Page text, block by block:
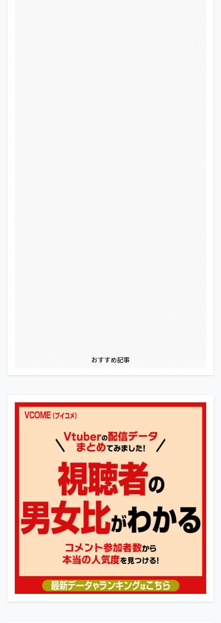
おすすめ記事